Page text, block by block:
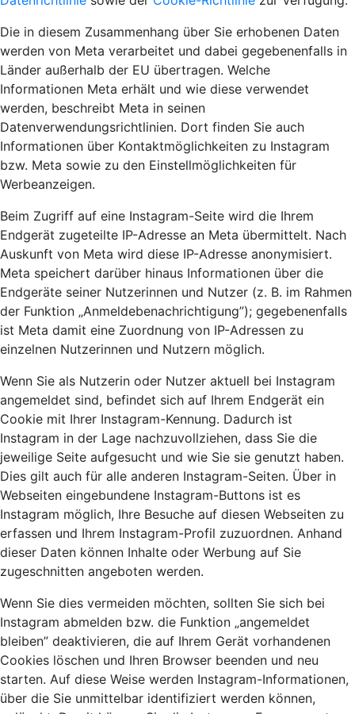
Die in diesem Zusammenhang über Sie erhobenen Daten
werden von Meta verarbeitet und dabei gegebenenfalls in
Länder außerhalb der EU übertragen. Welche
Informationen Meta erhält und wie diese verwendet
werden, beschreibt Meta in seinen
Datenverwendungsrichtlinien. Dort finden Sie auch
Informationen über Kontaktmöglichkeiten zu Instagram
bzw. Meta sowie zu den Einstellmöglichkeiten für
Werbeanzeigen.
Beim Zugriff auf eine Instagram-Seite wird die Ihrem
Endgerät zugeteilte IP-Adresse an Meta übermittelt. Nach
Auskunft von Meta wird diese IP-Adresse anonymisiert.
Meta speichert darüber hinaus Informationen über die
Endgeräte seiner Nutzerinnen und Nutzer (z. B. im Rahmen
der Funktion „Anmeldebenachrichtigung”); gegebenenfalls
ist Meta damit eine Zuordnung von IP-Adressen zu
einzelnen Nutzerinnen und Nutzern möglich.
Wenn Sie als Nutzerin oder Nutzer aktuell bei Instagram
angemeldet sind, befindet sich auf Ihrem Endgerät ein
Cookie mit Ihrer Instagram-Kennung. Dadurch ist
Instagram in der Lage nachzuvollziehen, dass Sie die
jeweilige Seite aufgesucht und wie Sie sie genutzt haben.
Dies gilt auch für alle anderen Instagram-Seiten. Über in
Webseiten eingebundene Instagram-Buttons ist es
Instagram möglich, Ihre Besuche auf diesen Webseiten zu
erfassen und Ihrem Instagram-Profil zuzuordnen. Anhand
dieser Daten können Inhalte oder Werbung auf Sie
zugeschnitten angeboten werden.
Wenn Sie dies vermeiden möchten, sollten Sie sich bei
Instagram abmelden bzw. die Funktion „angemeldet
bleiben” deaktivieren, die auf Ihrem Gerät vorhandenen
Cookies löschen und Ihren Browser beenden und neu
starten. Auf diese Weise werden Instagram-Informationen,
über die Sie unmittelbar identifiziert werden können,